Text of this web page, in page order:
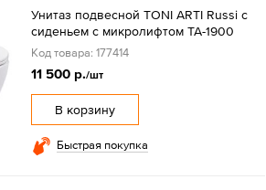
Унитаз подвесной TONI ARTI Russi с
сиденьем с микролифтом TA-1900
Код товара: 177414
11 500 р./шт
В корзину
Быстрая покупка